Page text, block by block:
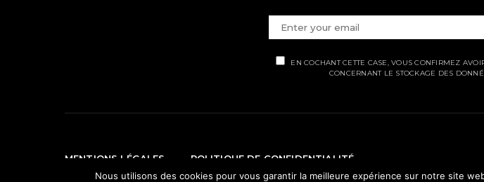
EN COCHANT CETTE CASE, VOUS CONFIRMEZ
CONCERNANT LE STOCKAGE DES
MENTIONS LÉGALES POLITIQUE DE CONFIDENTIALITÉ
Nous utilisons des cookies pour vous garantir la meilleure expérience sur notre site